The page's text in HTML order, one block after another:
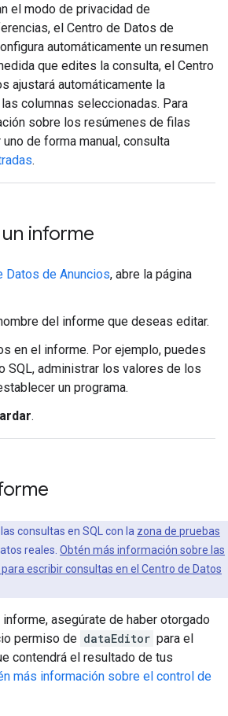
el modo de privacidad de
el Centro de Datos de
automáticamente un resumen
que edites la consulta, el Centro
ajustará automáticamente la
columnas seleccionadas. Para
sobre los resúmenes de filas
de forma manual, consulta
.
informe
Datos de Anuncios, abre la página
del informe que deseas editar.
en el informe. Por ejemplo, puedes
SQL, administrar los valores de los
un programa.
.
consultas en SQL con la zona de pruebas
reales. Obtén más información sobre las
escribir consultas en el Centro de Datos
asegúrate de haber otorgado
permiso de dataEditor para el
contendrá el resultado de tus
más información sobre el control de